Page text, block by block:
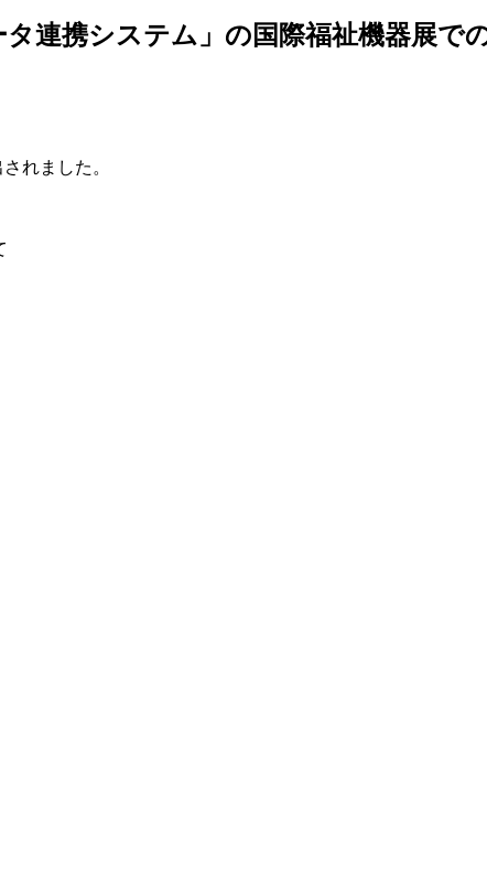
タ連携システム」の国際福祉機器展で
れました。